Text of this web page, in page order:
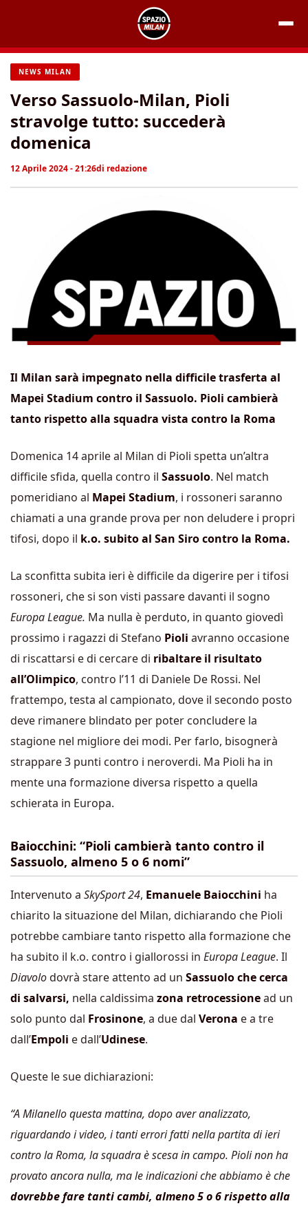
contenuto
NEWS MILAN
Verso Sassuolo-Milan, Pioli
stravolge tutto: succederà
domenica
12 Aprile 2024 - 21:26di redazione
Il Milan sarà impegnato nella difficile trasferta al
Mapei Stadium contro il Sassuolo. Pioli cambierà
tanto rispetto alla squadra vista contro la Roma
Domenica 14 aprile al Milan di Pioli spetta un’altra
difficile sfida, quella contro il Sassuolo. Nel match
pomeridiano al Mapei Stadium, i rossoneri saranno
chiamati a una grande prova per non deludere i propri
tifosi, dopo il k.o. subito al San Siro contro la Roma.
La sconfitta subita ieri è difficile da digerire per i tifosi
rossoneri, che si son visti passare davanti il sogno
Europa League. Ma nulla è perduto, in quanto giovedì
prossimo i ragazzi di Stefano Pioli avranno occasione
di riscattarsi e di cercare di ribaltare il risultato
all’Olimpico, contro l’11 di Daniele De Rossi. Nel
frattempo, testa al campionato, dove il secondo posto
deve rimanere blindato per poter concludere la
stagione nel migliore dei modi. Per farlo, bisognerà
strappare 3 punti contro i neroverdi. Ma Pioli ha in
mente una formazione diversa rispetto a quella
schierata in Europa.
Baiocchini: “Pioli cambierà tanto contro il
Sassuolo, almeno 5 o 6 nomi”
Intervenuto a SkySport 24, Emanuele Baiocchini ha
chiarito la situazione del Milan, dichiarando che Pioli
potrebbe cambiare tanto rispetto alla formazione che
ha subito il k.o. contro i giallorossi in Europa League. Il
Diavolodovrà stare attento ad un Sassuolo che cerca
di salvarsi, nella caldissima zona retrocessionead un
solo punto dal Frosinone, a due dal Verona e a tre
dall’Empoli e dall’Udinese.
Queste le sue dichiarazioni:
“A Milanello questa mattina, dopo aver analizzato,
riguardando i video, i tanti errori fatti nella partita di ieri
contro la Roma, la squadra è scesa in campo. Pioli non ha
provato ancora nulla, maleindicazioni che abbiamo è che
dovrebbe fare tanti cambi, almeno 5 o 6 rispetto alla